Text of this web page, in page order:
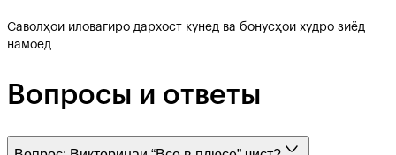
Саволҳои иловагиро дархост кунед ва бонусҳои худро зиёд
намоед
Вопросы и ответы